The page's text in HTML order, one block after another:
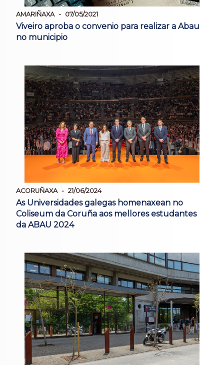
AMARIÑAXA 07/05/2021
Viveiro aproba o convenio para realizar a Abau
no municipio
ACORUÑAXA 21/06/2024
As Universidades galegas homenaxean no
Coliseum da Coruña aos mellores estudantes
da ABAU 2024